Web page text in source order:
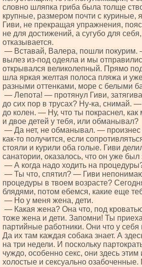
словно шляпка гриба была толще
крупные, размером почти с куриные,
Гиви, не прекращая упражнения,
не для достижений, а сугубо для
отказывается.
— Вставай, Валера, пошли покурим.
вылез из-под одеяла и мы
открывался великолепный. Прямо
шла яркая желтая полоса пляжа и
разными оттенками, море с белыми
— Лепота! — протянул Гиви,
до сих пор в трусах? Ну-ка, снимай.
до колен. — Ну, что ты покраснел,
и двое детей у тебя, или обманывал?
— Да нет, не обманывал. — произнес
как-то получится, если
стояли и курили оба голые. Гиви
санатории, оказалось, что он уже
— А когда надо ходить на
— Ты что, спятил? — Гиви
процедуры в твоем возрасте?
блядями, потом ебемся, какие еще
— Но у меня жена, дети.
— Какая жена? Она что, под
тоже жена и дети. Запомни! Ты
партийные работники. Они что у себя
Да их там каждая собака знает. А
на три недели. И поскольку
чуждо, особенно секс, они здесь
холостые и сексуально